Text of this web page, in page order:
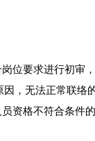
位要求进行初审
，无法正常联络
资格不符合条件